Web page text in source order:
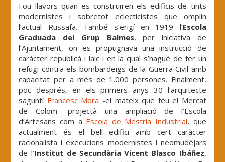
Fou llavors quan es construïren els edificis de tints
modernistes i sobretot eclecticistes que omplin
l’actual Russafa. També s’erigí en 1919 l’Escola
Graduada del Grup Balmes, per iniciativa de
l’Ajuntament, on es propugnava una instrucció de
caràcter republicà i laic i en la qual s’hagué de fer un
refugi contra els bombardeigs de la Guerra Civil amb
capacitat per a més de 1.000 persones. Finalment,
poc després, en els primers anys 30 l’arquitecte
saguntí Francesc Mora -el mateix que féu el Mercat
de Colom- projectà una ampliació de l’Escola
d’Artesans com a Escola de Mestria Industrial, que
actualment és el bell edifici amb cert caràcter
racionalista i execucions modernistes i neomudèjars
de l’Institut de Secundària Vicent Blasco Ibáñez,